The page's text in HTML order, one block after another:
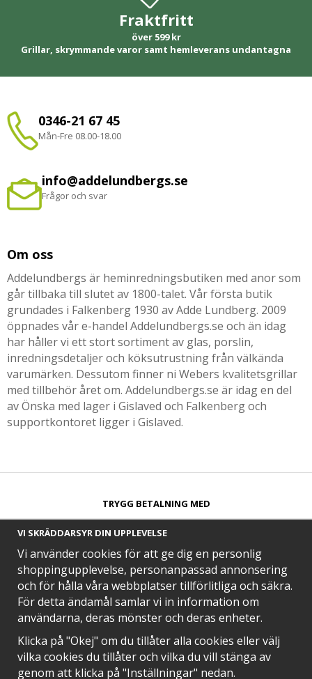
Fraktfritt
över 599 kr
Grillar, skrymmande varor samt hemleverans undantagna
0346-21 67 45
Mån-Fre 08.00-18.00
info@addelundbergs.se
Frågor och svar
Om oss
Addelundbergs är heminredningsbutiken med anor som
går tillbaka till slutet av 1800-talet. Vår första butik
grundades i Falkenberg 1930 av Adde Lundberg. 2009
öppnades vår e-handel Addelundbergs.se och än idag
har håller vi ett stort sortiment av glas, porslin,
inredningsdetaljer och köksutrustning från välkända
varumärken. Dessutom finner ni Webers kvalitetsgrillar
med tillbehör året om. Addelundbergs.se är idag en del
av Önska med lager i Gislaved och Falkenberg och
supportkontoret ligger i Gislaved.
TRYGG BETALNING MED​
SNABB LEVERANS MED
EN DEL AV
VI SKRÄDDARSYR DIN UPPLEVELSE
Vi använder cookies för att ge dig en personlig
shoppingupplevelse, personanpassad annonsering
och för hålla våra webbplatser tillförlitliga och säkra.
För detta ändamål samlar vi in information om
användarna, deras mönster och deras enheter.
Klicka på "Okej" om du tillåter alla cookies eller välj
vilka cookies du tillåter och vilka du vill stänga av
genom att klicka på "Inställningar" nedan.